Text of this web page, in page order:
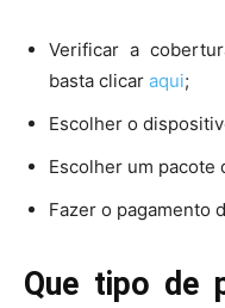
Verificar a
basta clicar aqui;
Escolher o
Escolher um pacote
Fazer o pagamento
Que tipo de